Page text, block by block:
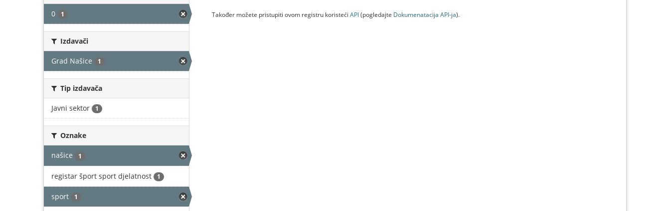
0 1
Izdavači
Grad Našice 1
Tip izdavača
Javni sektor 1
Oznake
našice 1
registar šport sport djelatnost 1
sport 1
Također možete pristupiti ovom registru koristeći API(pogledajte Dokumenаtаcijа API-jа).